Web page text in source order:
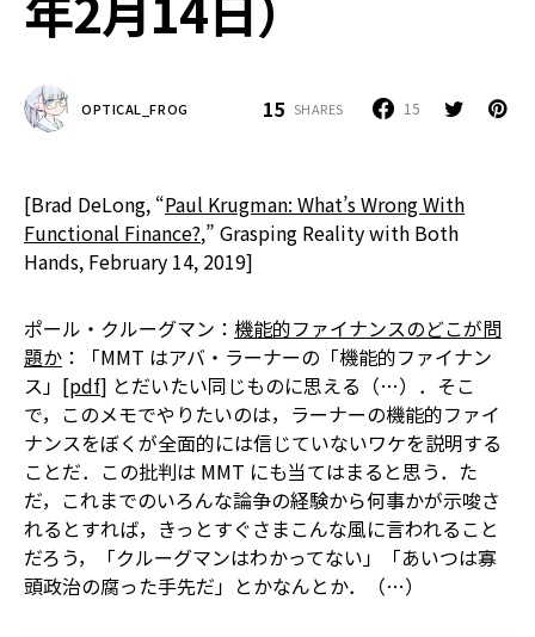
OPTICAL_FROG 15 SHARES 15
[Brad DeLong, “Paul Krugman: What’s Wrong With
Functional Finance?,” Grasping Reality with Both
Hands, February 14, 2019]
ポール・クルーグマン： 機能的ファイナンスのどこが問
題か ：「MMT はアバ・ラーナーの「機能的ファイナン
ス」[pdf] とだいたい同じものに思える（…）．そこ
で，このメモでやりたいのは，ラーナーの機能的ファイ
ナンスをぼくが全面的には信じていないワケを説明する
ことだ．この批判は MMT にも当てはまると思う．た
だ，これまでのいろんな論争の経験から何事かが示唆さ
れるとすれば，きっとすぐさまこんな風に言われること
だろう，「クルーグマンはわかってない」「あいつは寡
頭政治の腐った手先だ」とかなんとか．（…）